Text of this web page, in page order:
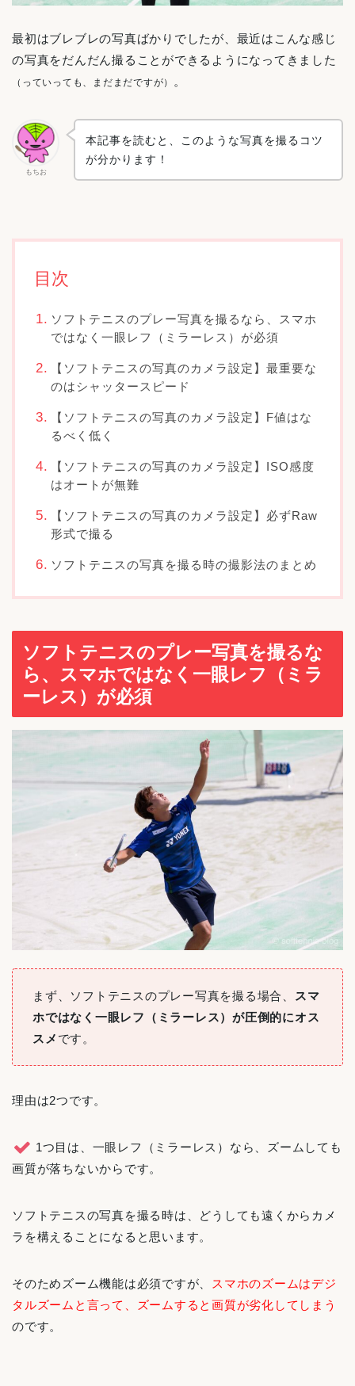
最初はブレブレの写真ばかりでしたが、最近はこんな感じ
の写真をだんだん撮ることができるようになってきました
（っていっても、まだまだですが） 。
もちお
本記事を読むと、このような写真を撮るコツ
が分かります！
目次
ソフトテニスのプレー写真を撮るなら、スマホ
ではなく一眼レフ（ミラーレス）が必須
【ソフトテニスの写真のカメラ設定】最重要な
のはシャッタースピード
【ソフトテニスの写真のカメラ設定】F値はな
るべく低く
【ソフトテニスの写真のカメラ設定】ISO感度
はオートが無難
【ソフトテニスの写真のカメラ設定】必ずRaw
形式で撮る
ソフトテニスの写真を撮る時の撮影法のまとめ
ソフトテニスのプレー写真を撮るな
ら、スマホではなく一眼レフ（ミラ
ーレス）が必須
まず、ソフトテニスのプレー写真を撮る場合、
スマ
ホではなく一眼レフ（ミラーレス）が圧倒的にオス
スメ です。
理由は2つです。
1つ目は、一眼レフ（ミラーレス）なら、ズームしても
画質が落ちないからです。
ソフトテニスの写真を撮る時は、どうしても遠くからカメ
ラを構えることになると思います。
そのためズーム機能は必須ですが、
スマホのズームはデジ
タルズームと言って、ズームすると画質が劣化してしまう
のです。